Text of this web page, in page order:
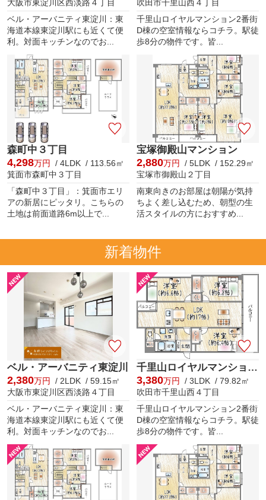
大阪市東淀川区西淡路４丁目
ベル・アーバニティ東淀川：東
海道本線東淀川駅にも近くて便
利。対面キッチンなのでお...
吹田市千里山西４丁目
千里山ロイヤルマンション2番街
D棟の空室情報ならコチラ。駅徒
歩8分の物件です。皆...
森町中３丁目
4,298万円
/ 4LDK / 113.56㎡
箕面市森町中３丁目
「森町中３丁目」：箕面市エリ
アの新居にピッタリ。こちらの
土地は前面道路6m以上で...
宝塚御殿山マンション
2,880万円
/ 5LDK / 152.29㎡
宝塚市御殿山２丁目
南東向きのお部屋は朝陽が気持
ちよく差し込むため、朝型の生
活スタイルの方におすすめ...
新着物件
ベル・アーバニティ東淀川
2,380万円
/ 2LDK / 59.15㎡
大阪市東淀川区西淡路４丁目
ベル・アーバニティ東淀川：東
海道本線東淀川駅にも近くて便
利。対面キッチンなのでお...
千里山ロイヤルマンション2番街D棟
3,380万円
/ 3LDK / 79.82㎡
吹田市千里山西４丁目
千里山ロイヤルマンション2番街
D棟の空室情報ならコチラ。駅徒
歩8分の物件です。皆...